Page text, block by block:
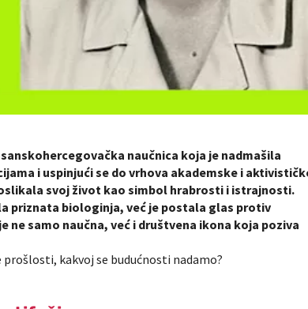
naučnica koja je nadmašila
i uspinjući se do vrhova akademske i
svoj život kao simbol hrabrosti i istrajnosti.
priznata biologinja, već je postala glas protiv
ne samo naučna, već i društvena ikona koja poziva
prošlosti, kakvoj se budućnosti nadamo?